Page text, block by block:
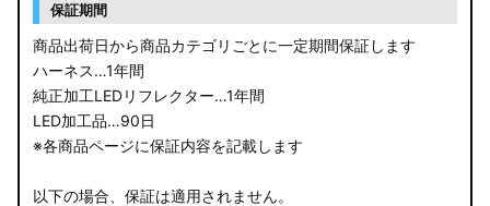
保証期間
商品出荷日から商品カテゴリごとに一定期間保証します
ハーネス…1年間
純正加工LEDリフレクター…1年間
LED加工品…90日
※各商品ページに保証内容を記載します
以下の場合、保証は適用されません。